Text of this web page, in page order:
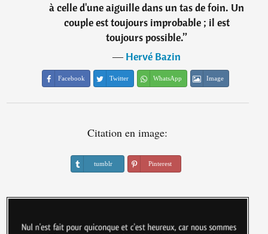
à celle d'une aiguille dans un tas de foin. Un
couple est toujours improbable ; il est
toujours possible.”
―Hervé Bazin
Facebook Twitter WhatsApp Image
Citation en image:
tumblr Pinterest